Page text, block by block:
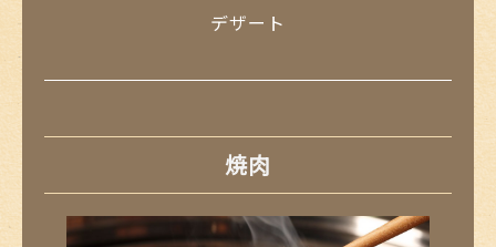
デザート
焼肉